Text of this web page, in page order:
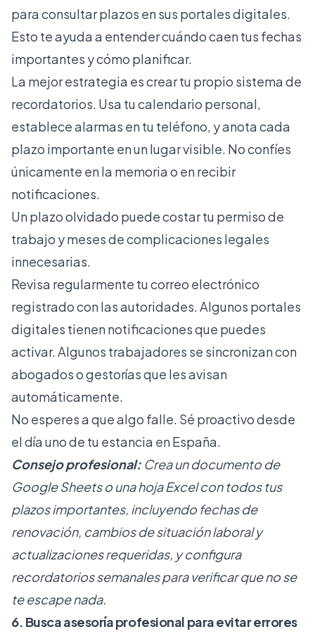
para consultar plazos en sus portales digitales.
Esto te ayuda a entender cuándo caen tus fechas
importantes y cómo planificar.
La mejor estrategia es crear tu propio sistema de
recordatorios. Usa tu calendario personal,
establece alarmas en tu teléfono, y anota cada
plazo importante en un lugar visible. No confíes
únicamente en la memoria o en recibir
notificaciones.
Un plazo olvidado puede costar tu permiso de
trabajo y meses de complicaciones legales
innecesarias.
Revisa regularmente tu correo electrónico
registrado con las autoridades. Algunos portales
digitales tienen notificaciones que puedes
activar. Algunos trabajadores se sincronizan con
abogados o gestorías que les avisan
automáticamente.
No esperes a que algo falle. Sé proactivo desde
el día uno de tu estancia en España.
Consejo profesional: Crea un documento de
Google Sheets o una hoja Excel con todos tus
plazos importantes, incluyendo fechas de
renovación, cambios de situación laboral y
actualizaciones requeridas, y configura
recordatorios semanales para verificar que no se
te escape nada.
6. Busca asesoría profesional para evitar errores